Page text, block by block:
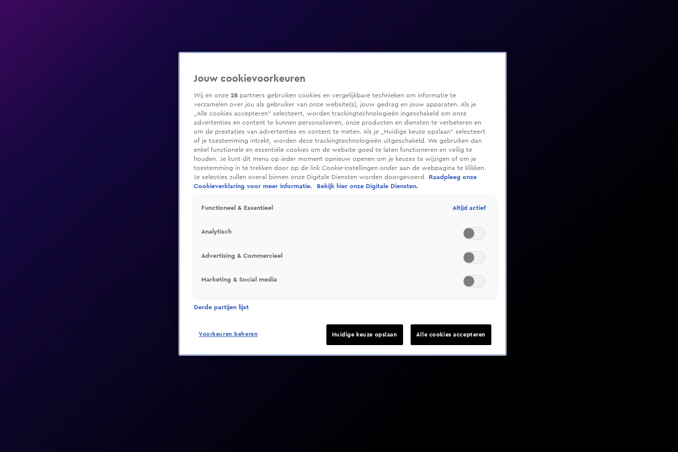
Video helaas niet gevonden
Jouw cookievoorkeuren
Wij en onze 28 partners gebruiken cookies en vergelijkbare technieken om informatie te
verzamelen over jou als gebruiker van onze website(s), jouw gedrag en jouw apparaten. Als je
„Alle cookies accepteren” selecteert, worden trackingtechnologieën ingeschakeld om onze
advertenties en content te kunnen personaliseren, onze producten en diensten te verbeteren en
om de prestaties van advertenties en content te meten. Als je „Huidige keuze opslaan” selecteert
of je toestemming intrekt, worden deze trackingtechnologieën uitgeschakeld. We gebruiken dan
enkel functionele en essentiële cookies om de website goed te laten functioneren en veilig te
houden. Je kunt dit menu op ieder moment opnieuw openen om je keuzes te wijzigen of om je
toestemming in te trekken door op de link Cookie-instellingen onder aan de webpagina te klikken.
Je selecties zullen overal binnen onze Digitale Diensten worden doorgevoerd.
Raadpleeg onze
Cookieverklaring voor meer informatie.
Bekijk hier onze Digitale Diensten.
Functioneel & Essentieel Altijd actief
Analytisch
Advertising & Commercieel
Marketing & Social media
Derde partijen lijst
Voorkeuren beheren Huidige keuze opslaan Alle cookies accepteren